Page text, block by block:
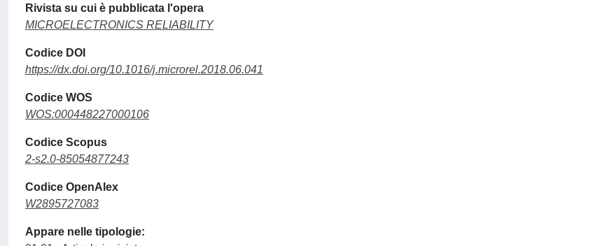
Rivista su cui è pubblicata l'opera
MICROELECTRONICS RELIABILITY
Codice DOI
https://dx.doi.org/10.1016/j.microrel.2018.06.041
Codice WOS
WOS:000448227000106
Codice Scopus
2-s2.0-85054877243
Codice OpenAlex
W2895727083
Appare nelle tipologie: